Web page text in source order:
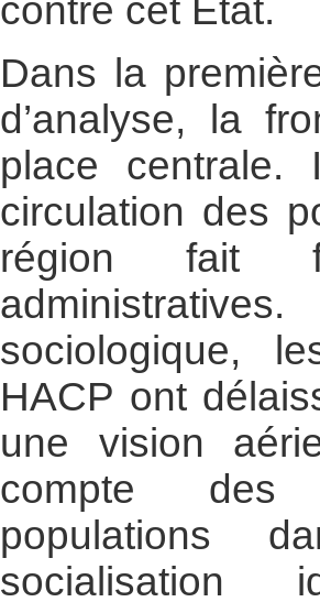
contre cet État.
Dans la
d’analyse, la
place
circulation des
région fait
sociologique,
HACP ont
une vision
compte des
populations
socialisation